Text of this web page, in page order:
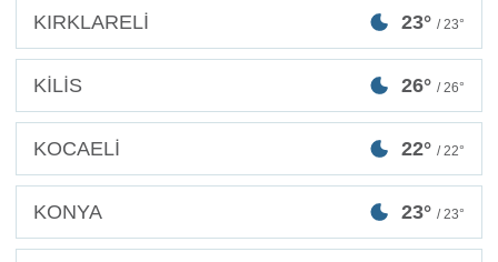
KIRKLARELİ 23° / 23°
KİLİS 26° / 26°
KOCAELİ 22° / 22°
KONYA 23° / 23°